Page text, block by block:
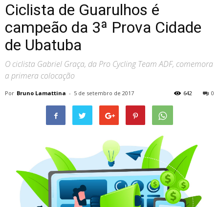
Ciclista de Guarulhos é
campeão da 3ª Prova Cidade
de Ubatuba
O ciclista Gabriel Graça, da Pro Cycling Team ADF, comemora
a primera colocação
Por Bruno Lamattina - 5 de setembro de 2017 0
642